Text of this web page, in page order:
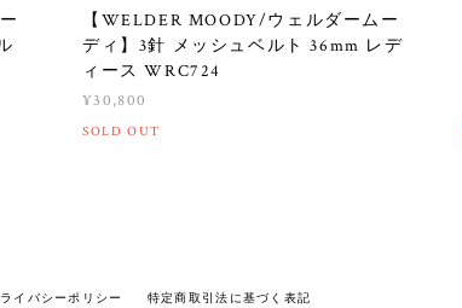
【WELDER MOODY/ウェルダームー
ディ】3針 メッシュベルト 36mm レデ
ィース WRC724
¥30,800
SOLD OUT
イバシーポリシー 特定商取引法に基づく表記